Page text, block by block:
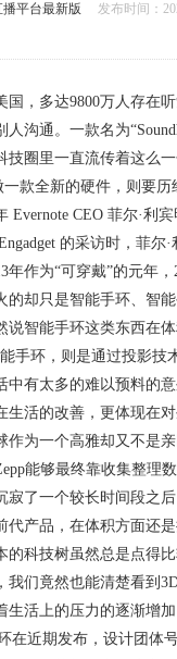
播平台最新版 发布时间：
多达9800万人存在听
人沟通。一款名为
里一直流传着这么一
一款全新的硬件，则要
CEO 菲尔·利宾
的采访时，菲尔
作为“可穿戴”的元年，
的却只是智能手环、智
能手环这类东西在体
手环，则是通过投影技
太多的难以预料的意
生活的改善，更体现在
一个高雅却又不是亲
能够最终靠收集整理
一个较长时间段之后
代产品，在体积方面还是
技树虽然总是点得比
我们竟然也能清楚看到
上的压力的逐渐增加
在近期发布，设计团体